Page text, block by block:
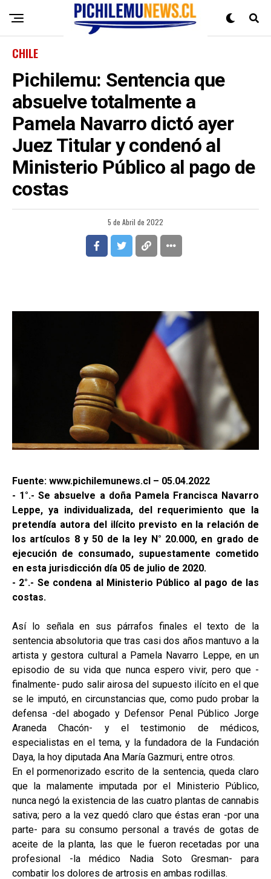
CHILE
Pichilemu: Sentencia que
absuelve totalmente a
Pamela Navarro dictó ayer
Juez Titular y condenó al
Ministerio Público al pago de
costas
5 de Abril de 2022
Fuente: www.pichilemunews.cl – 05.04.2022
- 1°.- Se absuelve a doña Pamela Francisca Navarro
Leppe, ya individualizada, del requerimiento que la
pretendía autora del ilícito previsto en la relación de
los artículos 8 y 50 de la ley N° 20.000, en grado de
ejecución de consumado, supuestamente cometido
en esta jurisdicción día 05 de julio de 2020.
- 2°.- Se condena al Ministerio Público al pago de las
costas.
Así lo señala en sus párrafos finales el texto de la
sentencia absolutoria que tras casi dos años mantuvo a la
artista y gestora cultural a Pamela Navarro Leppe, en un
episodio de su vida que nunca espero vivir, pero que -
finalmente- pudo salir airosa del supuesto ilícito en el que
se le imputó, en circunstancias que, como pudo probar la
defensa -del abogado y Defensor Penal Público Jorge
Araneda Chacón- y el testimonio de médicos,
especialistas en el tema, y la fundadora de la Fundación
Daya, la hoy diputada Ana María Gazmuri, entre otros.
En el pormenorizado escrito de la sentencia, queda claro
que la malamente imputada por el Ministerio Público,
nunca negó la existencia de las cuatro plantas de cannabis
sativa; pero a la vez quedó claro que éstas eran -por una
parte- para su consumo personal a través de gotas de
aceite de la planta, las que le fueron recetadas por una
profesional -la médico Nadia Soto Gresman- para
combatir los dolores de artrosis en ambas rodillas.